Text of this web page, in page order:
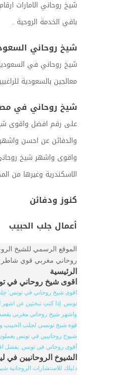
شيخ روحاني الامارات
باقي الخدمة الروحية .
شيخ روحاني
شيخ روحاني في
معالجين بالسعودية
شيخ روحاني في
على رقم افضل واقوى شيخ
والدفائن عن احسن
واقوى واشهر شيخ
الاسكندرية وغيرها من
كنوز ودفائن
أعمال جلب الحبيب
روحاني مغربي قوي شاطر
الرئيسية
اقوى شيخ روحاني في
اقوى شيخ روحاني في تونس:
تونس. إذا كنتِ تبحثين عن اشهر
واشهر شيخ روحاني مغربي
قوة شيخ تونسي لجلب الحبيب
شيوخ روحانيين في تونس
أقوى روحاني في تونس. بفضل
الشيوخ الروحانيين في
دليلك للاستشارات الروحانية